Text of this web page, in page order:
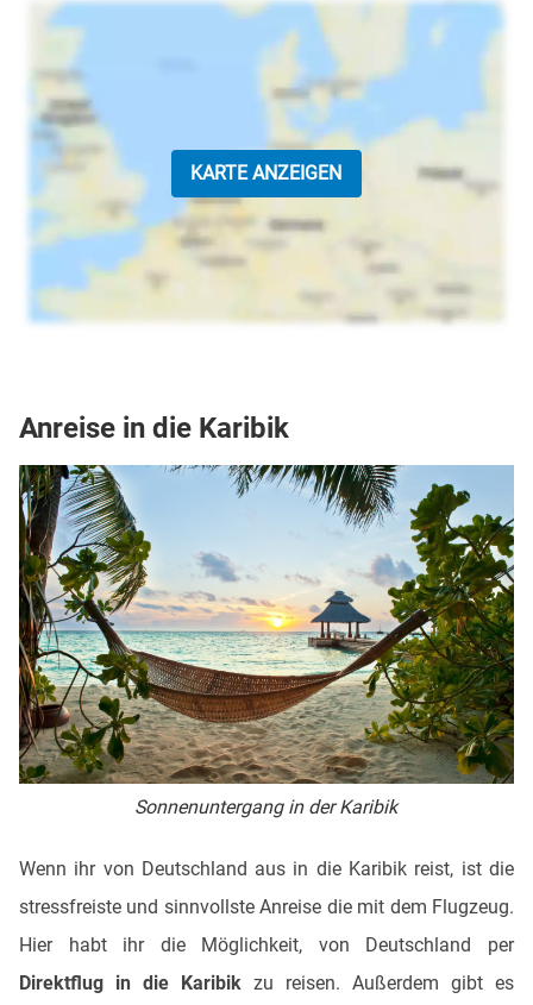
KARTE ANZEIGEN
Anreise in die Karibik
Sonnenuntergang in der Karibik
Wenn ihr von Deutschland aus in die Karibik reist, ist die
stressfreiste und sinnvollste Anreise die mit dem Flugzeug.
Hier habt ihr die Möglichkeit, von Deutschland per
Direktflug in die Karibikzu reisen. Außerdem gibt es